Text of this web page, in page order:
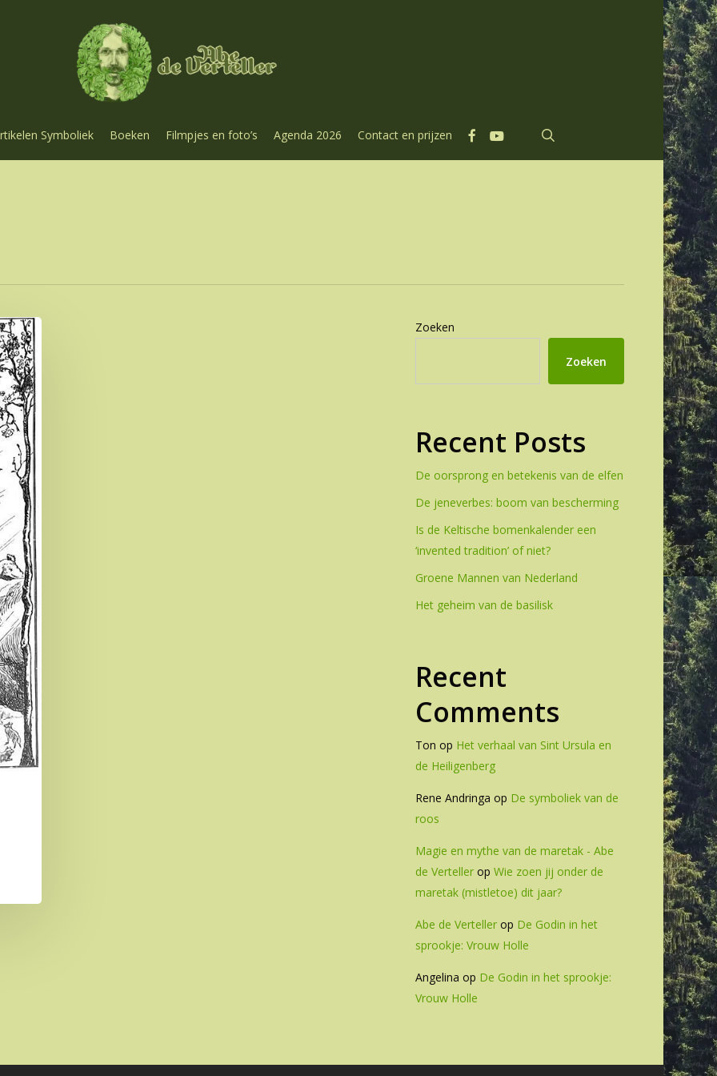
Symboliek Boeken Filmpjes en foto’s Agenda 2026 Contact en prijzen facebookyoutube
Zoeken
Zoeken
Recent Posts
De oorsprong en betekenis van de elfen
De jeneverbes: boom van bescherming
Is de Keltische bomenkalender een
‘invented tradition’ of niet?
Groene Mannen van Nederland
Het geheim van de basilisk
Recent
Comments
Ton op Het verhaal van Sint Ursula en
de Heiligenberg
Rene Andringa op De symboliek van de
roos
Magie en mythe van de maretak - Abe
de Vertellerop Wie zoen jij onder de
maretak (mistletoe) dit jaar?
Abe de Vertellerop De Godin in het
sprookje: Vrouw Holle
Angelina op De Godin in het sprookje:
Vrouw Holle